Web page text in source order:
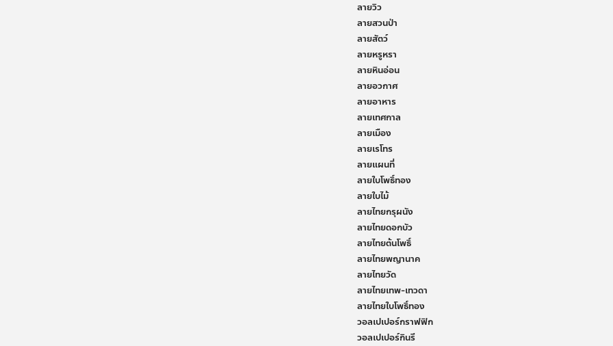
ลายวิว
ลายสวนป่า
ลายสัตว์
ลายหรูหรา
ลายหินอ่อน
ลายอวกาศ
ลายอาหาร
ลายเทศกาล
ลายเมือง
ลายเรโทร
ลายแผนที่
ลายใบโพธิ์ทอง
ลายใบไม้
ลายไทยกรุผนัง
ลายไทยดอกบัว
ลายไทยต้นโพธิ์
ลายไทยพญานาค
ลายไทยวัด
ลายไทยเทพ-เทวดา
ลายไทยใบโพธิ์ทอง
วอลเปเปอร์กราฟฟิก
วอลเปเปอร์กินรี